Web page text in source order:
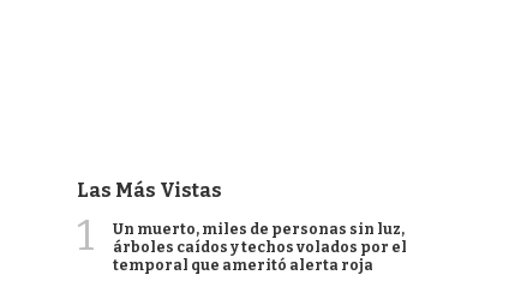
Las Más Vistas
1
Un muerto, miles de personas sin luz,
árboles caídos y techos volados por el
temporal que ameritó alerta roja